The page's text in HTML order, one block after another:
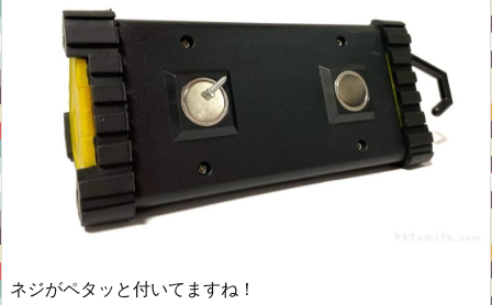
ネジがペタッと付いてますね！